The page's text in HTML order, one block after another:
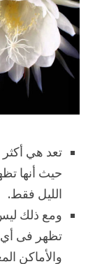
تعد هي أكثر
حيث أنها
الليل فقط.
ومع ذلك
تظهر فى أي
والأماكن